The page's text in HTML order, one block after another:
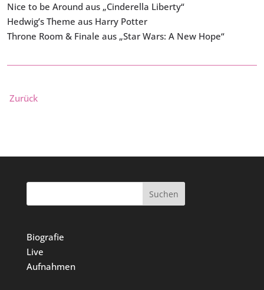
Nice to be Around aus „Cinderella Liberty“
Hedwig’s Theme aus Harry Potter
Throne Room & Finale aus „Star Wars: A New Hope“
Zurück
Suchen
Biografie
Live
Aufnahmen